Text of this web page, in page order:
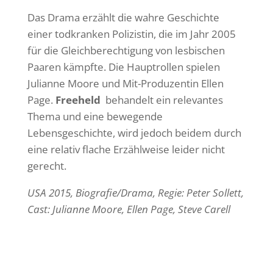
Das Drama erzählt die wahre Geschichte
einer todkranken Polizistin, die im Jahr 2005
für die Gleichberechtigung von lesbischen
Paaren kämpfte. Die Hauptrollen spielen
Julianne Moore und Mit-Produzentin Ellen
Page. Freeheld behandelt ein relevantes
Thema und eine bewegende
Lebensgeschichte, wird jedoch beidem durch
eine relativ flache Erzählweise leider nicht
gerecht.
USA 2015, Biografie/Drama, Regie: Peter Sollett,
Cast: Julianne Moore, Ellen Page, Steve Carell